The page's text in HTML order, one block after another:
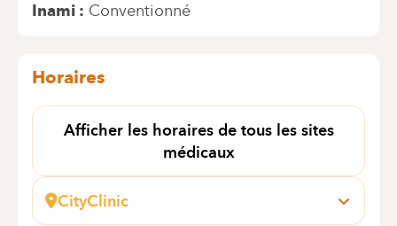
Inami
Conventionné
Horaires
Afficher les horaires de tous les sites
médicaux
CityClinic
Avenue Louise, 235 B